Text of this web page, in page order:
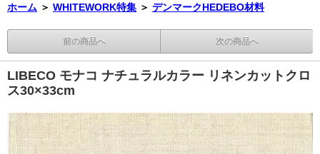
ホーム ＞ WHITEWORK特集 ＞ デンマークHEDEBO材料
前の商品へ 次の商品へ
LIBECO モナコ ナチュラルカラー リネンカットクロ
ス30×33cm